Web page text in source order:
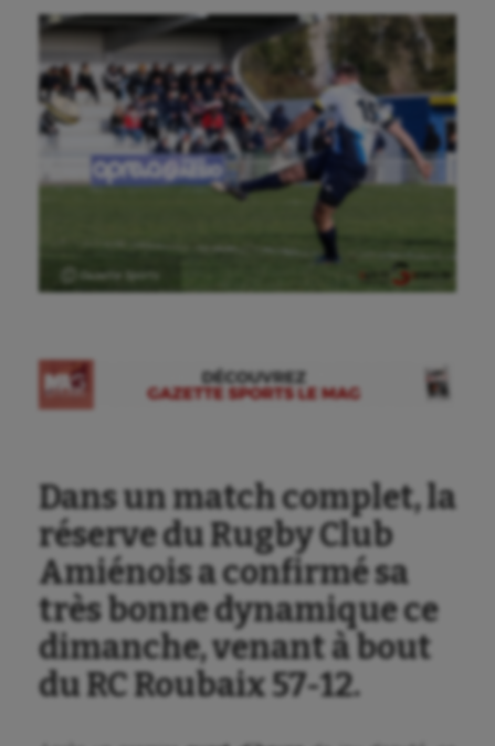
Ⓒ Gazette Sports
Dans un match complet, la
réserve du Rugby Club
Amiénois a confirmé sa
très bonne dynamique ce
dimanche, venant à bout
du RC Roubaix 57-12.